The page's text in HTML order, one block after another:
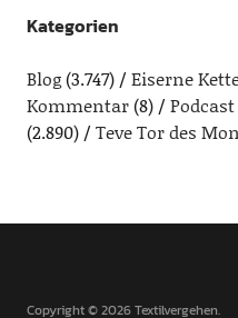
Kategorien
Blog(3.747) Eiserne
Kommentar(8) Podcast
(2.890)
Teve Tor des
Copyright © 2026 Textilvergehen